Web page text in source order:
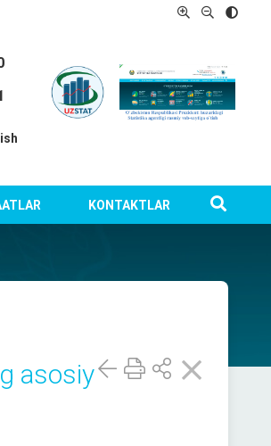
KONTAKTLAR
asosiy